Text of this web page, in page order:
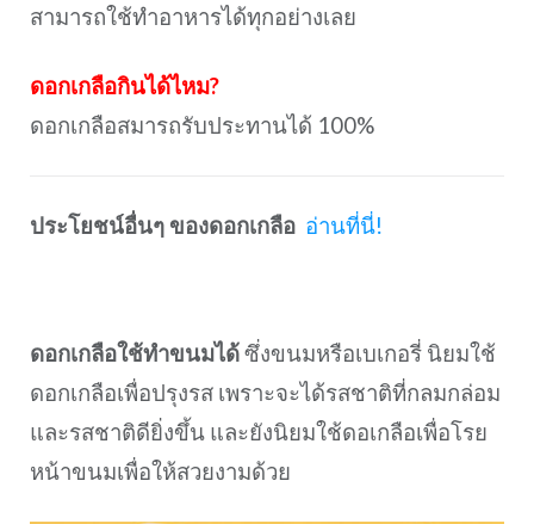
สามารถใช้ทำอาหารได้ทุกอย่างเลย
ดอกเกลือกินได้ไหม?
ดอกเกลือสมารถรับประทานได้ 100%
ประโยชน์อื่นๆ ของดอกเกลือ อ่านที่นี่!
ดอกเกลือใช้ทำขนมได้ซึ่งขนมหรือเบเกอรี่ นิยมใช้
ดอกเกลือเพื่อปรุงรส เพราะจะได้รสชาติที่กลมกล่อม
และรสชาติดียิ่งขึ้น และยังนิยมใช้ดอเกลือเพื่อโรย
หน้าขนมเพื่อให้สวยงามด้วย